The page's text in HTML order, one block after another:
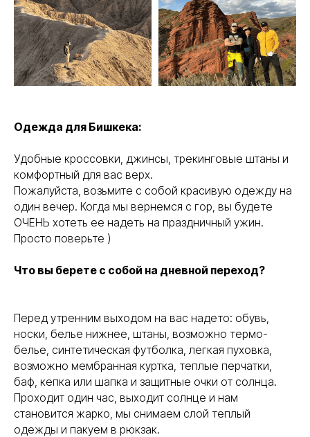
Одежда для Бишкека:
Удобные кроссовки, джинсы, трекинговые штаны и
комфортный для вас верх.
Пожалуйста, возьмите с собой красивую одежду на
один вечер. Когда мы вернемся с гор, вы будете
ОЧЕНЬ хотеть ее надеть на праздничный ужин.
Просто поверьте )
Что вы берете с собой на дневной переход?
Перед утренним выходом на вас надето: обувь,
носки, белье нижнее, штаны, возможно термо-
белье, синтетическая футболка, легкая пуховка,
возможно мембранная куртка, теплые перчатки,
баф, кепка или шапка и защитные очки от солнца.
Проходит один час, выходит солнце и нам
становится жарко, мы снимаем слой теплый
одежды и пакуем в рюкзак.